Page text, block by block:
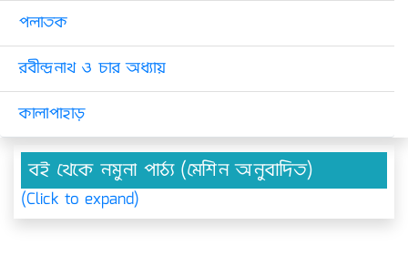
পলাতক
রবীন্দ্রনাথ ও চার অধ্যায়
কালাপাহাড়
বই থেকে নমুনা পাঠ্য (মেশিন অনুবাদিত)
(Click to expand)